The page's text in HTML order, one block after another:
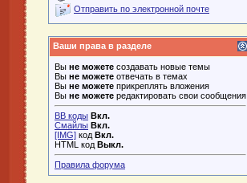
Отправить по электронной почте
Ваши права в разделе
Вы не можете создавать новые темы
Вы не можете отвечать в темах
Вы не можете прикреплять вложения
Вы не можете редактировать свои сообщения
BB коды Вкл.
Смайлы Вкл.
[IMG] код Вкл.
HTML код Выкл.
Правила форума